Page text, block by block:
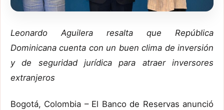
Leonardo Aguilera resalta que República
Dominicana cuenta con un buen clima de inversión
y de seguridad jurídica para atraer inversores
extranjeros
Bogotá, Colombia – El Banco de Reservas anunció